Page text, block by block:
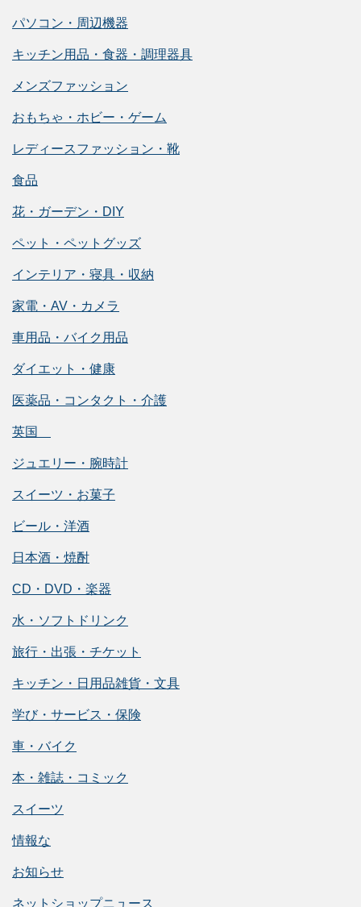
パソコン・周辺機器
キッチン用品・食器・調理器具
メンズファッション
おもちゃ・ホビー・ゲーム
レディースファッション・靴
食品
花・ガーデン・DIY
ペット・ペットグッズ
インテリア・寝具・収納
家電・AV・カメラ
車用品・バイク用品
ダイエット・健康
医薬品・コンタクト・介護
英国
ジュエリー・腕時計
スイーツ・お菓子
ビール・洋酒
日本酒・焼酎
CD・DVD・楽器
水・ソフトドリンク
旅行・出張・チケット
キッチン・日用品雑貨・文具
学び・サービス・保険
車・バイク
本・雑誌・コミック
スイーツ
情報な
お知らせ
ネットショップニュース